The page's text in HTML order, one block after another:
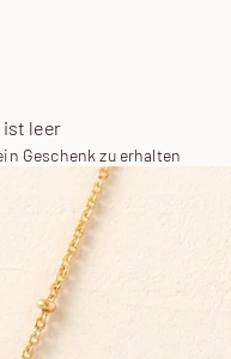
ist leer
Geschenk zu erhalten